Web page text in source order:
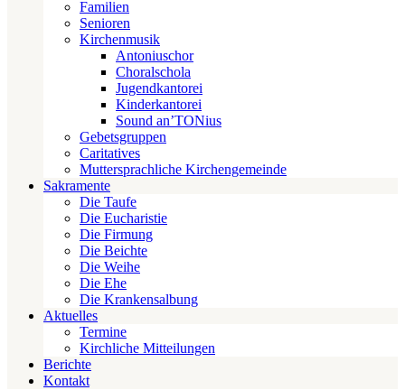
Familien
Senioren
Kirchenmusik
Antoniuschor
Choralschola
Jugendkantorei
Kinderkantorei
Sound an’TONius
Gebetsgruppen
Caritatives
Muttersprachliche Kirchengemeinde
Sakramente
Die Taufe
Die Eucharistie
Die Firmung
Die Beichte
Die Weihe
Die Ehe
Die Krankensalbung
Aktuelles
Termine
Kirchliche Mitteilungen
Berichte
Kontakt